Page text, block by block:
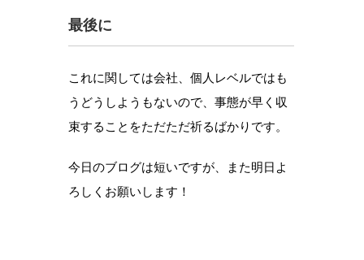
最後に
これに関しては会社、個人レベルではも
うどうしようもないので、事態が早く収
束することをただただ祈るばかりです。
今日のブログは短いですが、また明日よ
ろしくお願いします！